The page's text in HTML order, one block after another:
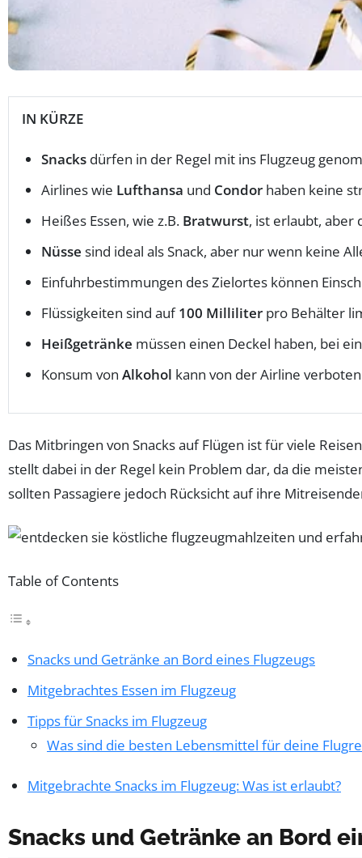
IN KÜRZE
Snacks dürfen in der Regel mit ins Flugzeug
Airlines wie Lufthansa und Condor haben keine
Heißes Essen, wie z.B. Bratwurst, ist erlaubt, aber
Nüsse sind ideal als Snack, aber nur wenn keine
Einfuhrbestimmungen des Zielortes können
Flüssigkeiten sind auf100 Milliliter pro Behälter
Heißgetränke müssen einen Deckel haben, bei
Konsum von Alkohol kann von der Airline
Das Mitbringen von Snacks auf Flügen ist für viele
stellt dabei in der Regel kein Problem dar, da die
sollten Passagiere jedoch Rücksicht auf ihre
Table of Contents
Snacks und Getränke an Bord eines Flugzeugs
Mitgebrachtes Essen im Flugzeug
Tipps für Snacks im Flugzeug
Was sind die besten Lebensmittel für deine
Mitgebrachte Snacks im Flugzeug: Was ist erlaubt?
Snacks und Getränke an Bord